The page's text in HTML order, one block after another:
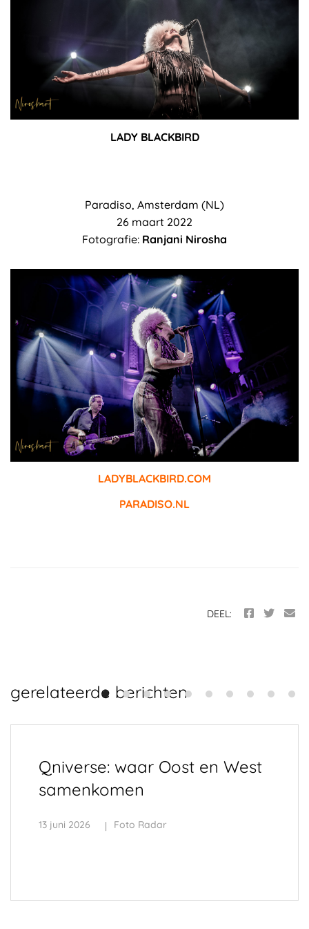
LADY BLACKBIRD
Paradiso, Amsterdam (NL)
26 maart 2022
Fotografie: Ranjani Nirosha
LADYBLACKBIRD.COM
PARADISO.NL
DEEL:
gerelateerde berichten
Qniverse: waar Oost en West
samenkomen
13 juni 2026 Foto Radar